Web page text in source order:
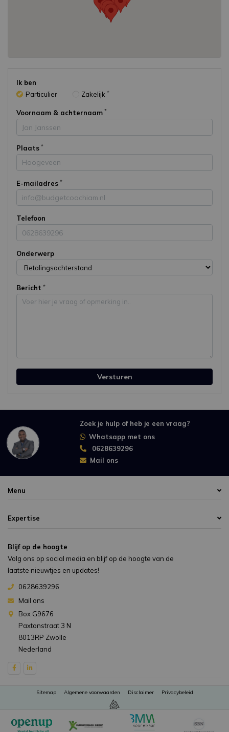
Ik ben
Particulier
Zakelijk
Voornaam & achternaam
Plaats
E-mailadres
Telefoon
Onderwerp
Bericht
Versturen
Zoek je hulp of heb je een vraag?
Whatsapp met ons
0628639296
Mail ons
Menu
Expertise
Blijf op de hoogte
Volg ons op social media en blijf op de hoogte van de
laatste nieuwtjes en updates!
0628639296
Mail ons
Box G9676
Paxtonstraat 3 N
8013RP Zwolle
Nederland
Sitemap Algemene voorwaarden Disclaimer Privacybeleid